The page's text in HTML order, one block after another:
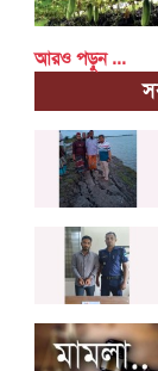
আরও পড়ুন ...